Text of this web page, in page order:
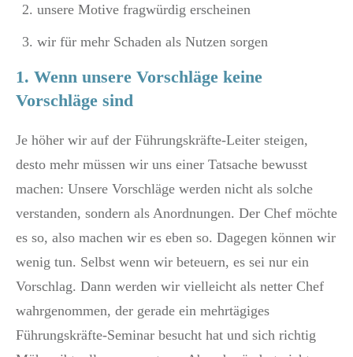
unsere Motive fragwürdig erscheinen
wir für mehr Schaden als Nutzen sorgen
1. Wenn unsere Vorschläge keine
Vorschläge sind
Je höher wir auf der Führungskräfte-Leiter steigen,
desto mehr müssen wir uns einer Tatsache bewusst
machen: Unsere Vorschläge werden nicht als solche
verstanden, sondern als Anordnungen. Der Chef möchte
es so, also machen wir es eben so. Dagegen können wir
wenig tun. Selbst wenn wir beteuern, es sei nur ein
Vorschlag. Dann werden wir vielleicht als netter Chef
wahrgenommen, der gerade ein mehrtägiges
Führungskräfte-Seminar besucht hat und sich richtig